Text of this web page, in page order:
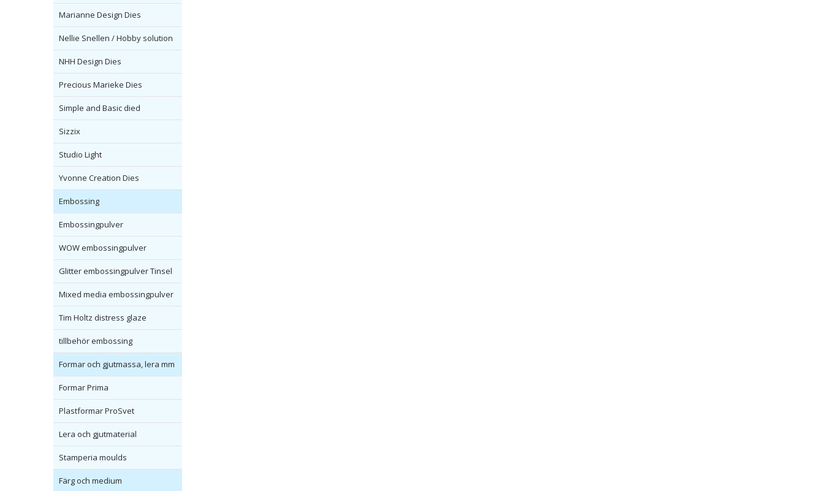
Marianne Design Dies
Nellie Snellen / Hobby solution
NHH Design Dies
Precious Marieke Dies
Simple and Basic died
Sizzix
Studio Light
Yvonne Creation Dies
Embossing
Embossingpulver
WOW embossingpulver
Glitter embossingpulver Tinsel
Mixed media embossingpulver
Tim Holtz distress glaze
tillbehör embossing
Formar och gjutmassa, lera mm
Formar Prima
Plastformar ProSvet
Lera och gjutmaterial
Stamperia moulds
Färg och medium